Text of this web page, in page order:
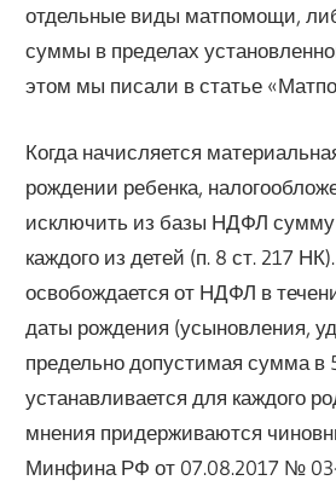
отдельные виды матпомощи,
суммы в пределах
этом мы писали в статье
Когда начисляется
рождении ребенка,
исключить из базы НДФЛ сумму
каждого из детей (п. 8 ст. 217
освобождается от НДФЛ в
даты рождения (усыновления,
предельно допустимая сумма в
устанавливается для каждого
мнения придерживаются
Минфина РФ от 07.08.2017 №